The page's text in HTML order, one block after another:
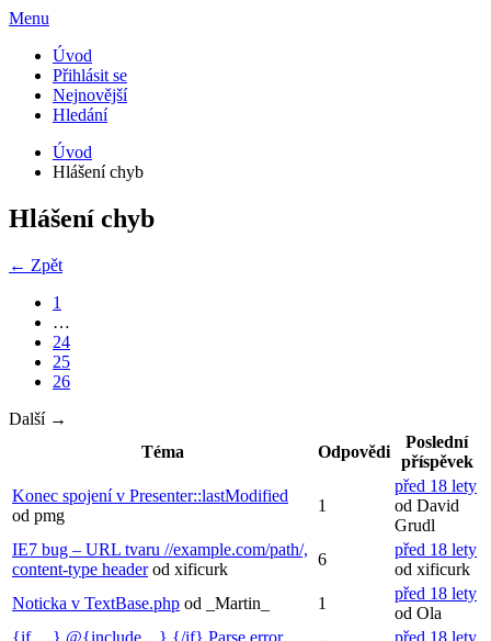
Menu
Úvod
Přihlásit se
Nejnovější
Hledání
Úvod
Hlášení chyb
Hlášení chyb
← Zpět
1
…
24
25
26
Další →
Téma
Odpovědi
Poslední
příspěvek
Konec spojení v Presenter::lastModified
od pmg
1
před 18 lety
od David
Grudl
IE7 bug – URL tvaru //example.com/path/,
content-type header od xificurk
6
před 18 lety
od xificurk
Noticka v TextBase.php od _Martin_ 1
před 18 lety
od Ola
{if …} @{include…} {/if} Parse error
před 18 lety